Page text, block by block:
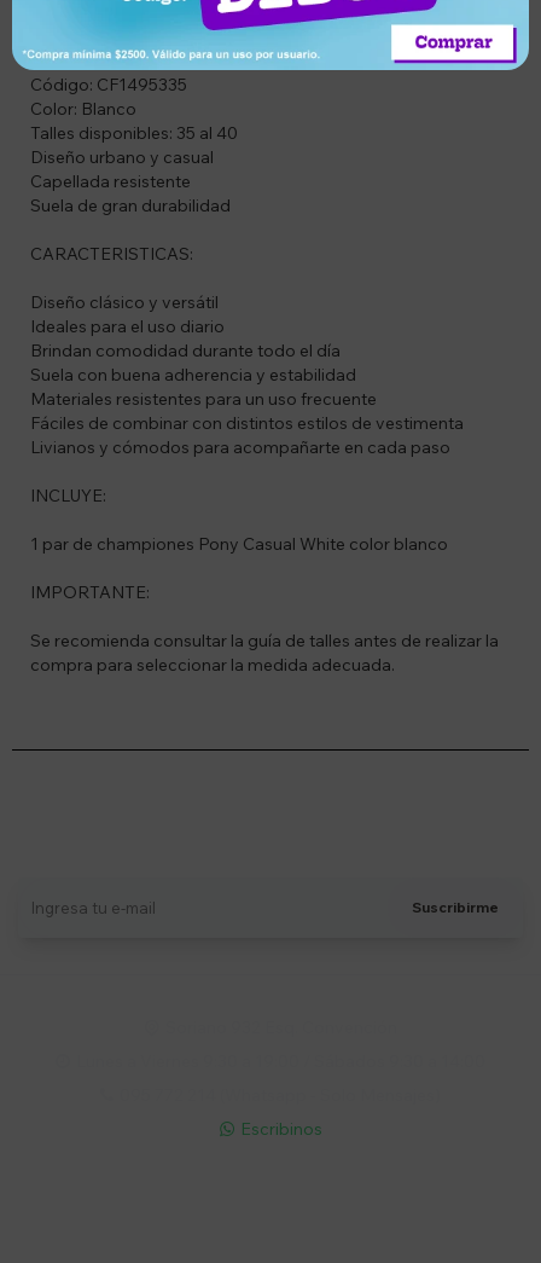
Marca: Pony
Modelo: Casual White
Código: CF1495335
Color: Blanco
Talles disponibles: 35 al 40
Diseño urbano y casual
Capellada resistente
Suela de gran durabilidad
CARACTERISTICAS:
Diseño clásico y versátil
Ideales para el uso diario
Brindan comodidad durante todo el día
Suela con buena adherencia y estabilidad
Materiales resistentes para un uso frecuente
Fáciles de combinar con distintos estilos de vestimenta
Livianos y cómodos para acompañarte en cada paso
INCLUYE:
1 par de championes Pony Casual White color blanco
IMPORTANTE:
Se recomienda consultar la guía de talles antes de realizar la
compra para seleccionar la medida adecuada.
Suscribirme
 Escribinos